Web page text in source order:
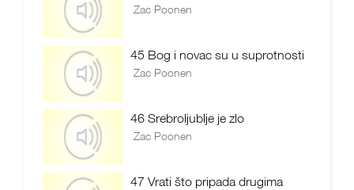
Zac Poonen
45 Bog i novac su u suprotnosti
Zac Poonen
46 Srebroljublje je zlo
Zac Poonen
47 Vrati što pripada drugima